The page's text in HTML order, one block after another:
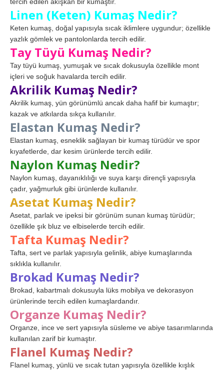
Linen (Keten) Kumaş Nedir?
Keten kumaş, doğal yapısıyla sıcak iklimlere uygundur; özellikle
yazlık gömlek ve pantolonlarda tercih edilir.
Tay Tüyü Kumaş Nedir?
Tay tüyü kumaş, yumuşak ve sıcak dokusuyla özellikle mont
içleri ve soğuk havalarda tercih edilir.
Akrilik Kumaş Nedir?
Akrilik kumaş, yün görünümlü ancak daha hafif bir kumaştır;
kazak ve atkılarda sıkça kullanılır.
Elastan Kumaş Nedir?
Elastan kumaş, esneklik sağlayan bir kumaş türüdür ve spor
kıyafetlerde, dar kesim ürünlerde tercih edilir.
Naylon Kumaş Nedir?
Naylon kumaş, dayanıklılığı ve suya karşı dirençli yapısıyla
çadır, yağmurluk gibi ürünlerde kullanılır.
Asetat Kumaş Nedir?
Asetat, parlak ve ipeksi bir görünüm sunan kumaş türüdür;
özellikle şık bluz ve elbiselerde tercih edilir.
Tafta Kumaş Nedir?
Tafta, sert ve parlak yapısıyla gelinlik, abiye kumaşlarında
sıklıkla kullanılır.
Brokad Kumaş Nedir?
Brokad, kabartmalı dokusuyla lüks mobilya ve dekorasyon
ürünlerinde tercih edilen kumaşlardandır.
Organze Kumaş Nedir?
Organze, ince ve sert yapısıyla süsleme ve abiye tasarımlarında
kullanılan zarif bir kumaştır.
Flanel Kumaş Nedir?
Flanel kumaş, yünlü ve sıcak tutan yapısıyla özellikle kışlık